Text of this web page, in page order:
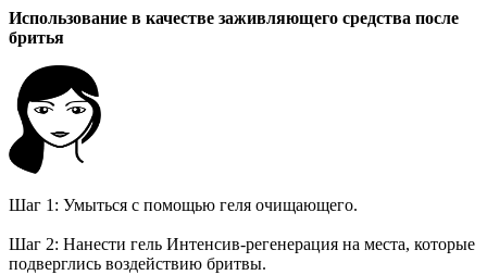
Использование в качестве заживляющего средства после
бритья
Шаг 1: Умыться с помощью геля очищающего.
Шаг 2: Нанести гель Интенсив-регенерация на места, которые
подверглись воздействию бритвы.